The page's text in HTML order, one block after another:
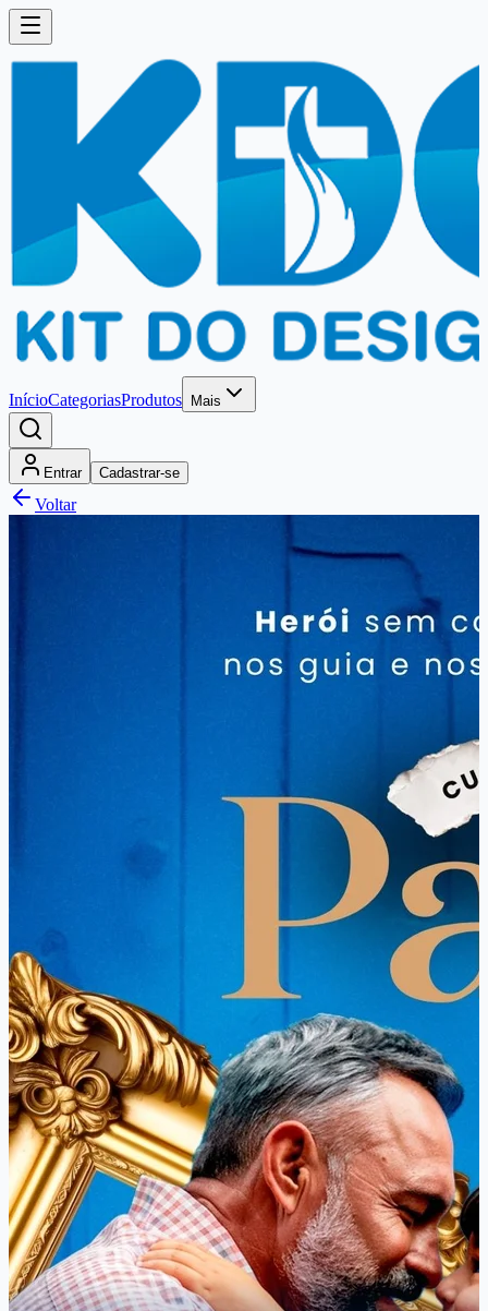
InícioCategoriasProdutos Mais
Entrar Cadastrar-se
Voltar